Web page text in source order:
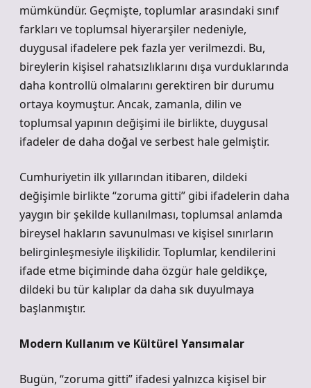
mümkündür. Geçmişte, toplumlar arasındaki sınıf
farkları ve toplumsal hiyerarşiler nedeniyle,
duygusal ifadelere pek fazla yer verilmezdi. Bu,
bireylerin kişisel rahatsızlıklarını dışa vurduklarında
daha kontrollü olmalarını gerektiren bir durumu
ortaya koymuştur. Ancak, zamanla, dilin ve
toplumsal yapının değişimi ile birlikte, duygusal
ifadeler de daha doğal ve serbest hale gelmiştir.
Cumhuriyetin ilk yıllarından itibaren, dildeki
değişimle birlikte “zoruma gitti” gibi ifadelerin daha
yaygın bir şekilde kullanılması, toplumsal anlamda
bireysel hakların savunulması ve kişisel sınırların
belirginleşmesiyle ilişkilidir. Toplumlar, kendilerini
ifade etme biçiminde daha özgür hale geldikçe,
dildeki bu tür kalıplar da daha sık duyulmaya
başlanmıştır.
Modern Kullanım ve Kültürel Yansımalar
Bugün, “zoruma gitti” ifadesi yalnızca kişisel bir